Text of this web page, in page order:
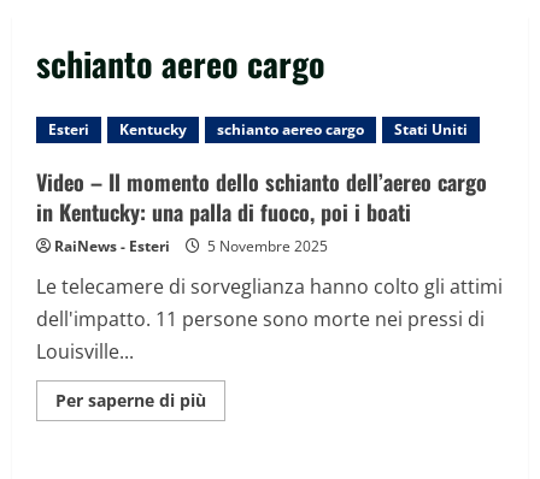
schianto aereo cargo
Esteri Kentucky schianto aereo cargo Stati Uniti
Video – Il momento dello schianto dell’aereo cargo
in Kentucky: una palla di fuoco, poi i boati
RaiNews - Esteri 5 Novembre 2025
Le telecamere di sorveglianza hanno colto gli attimi
dell'impatto. 11 persone sono morte nei pressi di
Louisville...
Per saperne di più
informazioni